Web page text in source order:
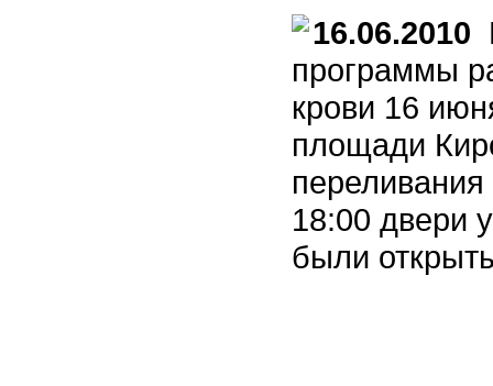
16.06.2010
программы
крови 16
площади
18:00 двери
были